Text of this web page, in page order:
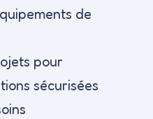
de
pour
sécurisées